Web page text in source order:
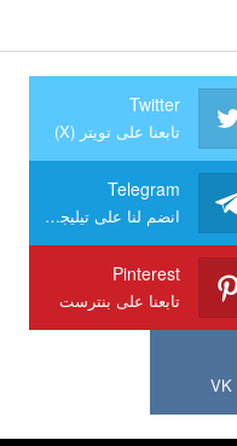
Twitter
تابعنا على تويتر (X)
Telegram
انضم لنا على تيليجرام
Pinterest
تابعنا على بنترست